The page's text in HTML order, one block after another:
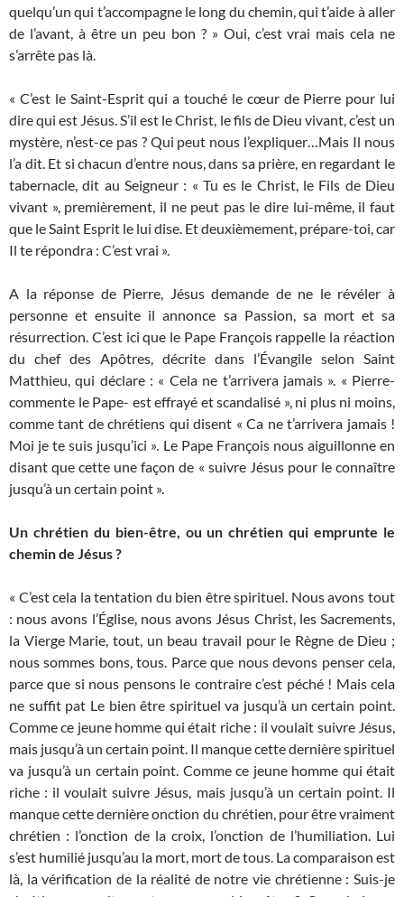
quelqu’un qui t’accompagne le long du chemin, qui t’aide à aller
de l’avant, à être un peu bon ? » Oui, c’est vrai mais cela ne
s’arrête pas là.
« C’est le Saint-Esprit qui a touché le cœur de Pierre pour lui
dire qui est Jésus. S’il est le Christ, le fils de Dieu vivant, c’est un
mystère, n’est-ce pas ? Qui peut nous l’expliquer…Mais Il nous
l’a dit. Et si chacun d’entre nous, dans sa prière, en regardant le
tabernacle, dit au Seigneur : « Tu es le Christ, le Fils de Dieu
vivant », premièrement, il ne peut pas le dire lui-même, il faut
que le Saint Esprit le lui dise. Et deuxièmement, prépare-toi, car
Il te répondra : C’est vrai ».
A la réponse de Pierre, Jésus demande de ne le révéler à
personne et ensuite il annonce sa Passion, sa mort et sa
résurrection. C’est ici que le Pape François rappelle la réaction
du chef des Apôtres, décrite dans l’Évangile selon Saint
Matthieu, qui déclare : « Cela ne t’arrivera jamais ». « Pierre-
commente le Pape- est effrayé et scandalisé », ni plus ni moins,
comme tant de chrétiens qui disent « Ca ne t’arrivera jamais !
Moi je te suis jusqu’ici ». Le Pape François nous aiguillonne en
disant que cette une façon de « suivre Jésus pour le connaître
jusqu’à un certain point ».
Un chrétien du bien-être, ou un chrétien qui emprunte le
chemin de Jésus ?
« C’est cela la tentation du bien être spirituel. Nous avons tout
: nous avons l’Église, nous avons Jésus Christ, les Sacrements,
la Vierge Marie, tout, un beau travail pour le Règne de Dieu ;
nous sommes bons, tous. Parce que nous devons penser cela,
parce que si nous pensons le contraire c’est péché ! Mais cela
ne suffit pat Le bien être spirituel va jusqu’à un certain point.
Comme ce jeune homme qui était riche : il voulait suivre Jésus,
mais jusqu’à un certain point. Il manque cette dernière spirituel
va jusqu’à un certain point. Comme ce jeune homme qui était
riche : il voulait suivre Jésus, mais jusqu’à un certain point. Il
manque cette dernière onction du chrétien, pour être vraiment
chrétien : l’onction de la croix, l’onction de l’humiliation. Lui
s’est humilié jusqu’au la mort, mort de tous. La comparaison est
là, la vérification de la réalité de notre vie chrétienne : Suis-je